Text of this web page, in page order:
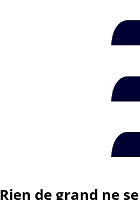
Rien de grand ne